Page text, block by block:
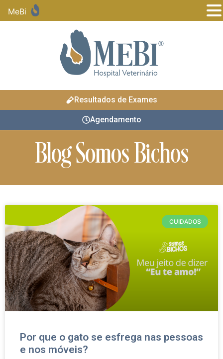
Resultados de Exames
Agendamento
Blog Somos Bichos
CUIDADOS
Por que o gato se esfrega nas pessoas
e nos móveis?
MeBi